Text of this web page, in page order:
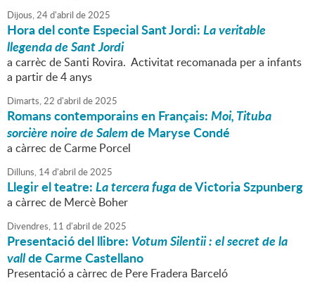
Dijous,24d'abril de2025
Hora del conte Especial Sant Jordi:La veritable
llegenda de Sant Jordi
a carrèc de Santi Rovira. Activitat recomanada per a infants
a partir de 4 anys
Dimarts,22 d'abril de2025
Romans contemporains en Français:Moi, Tituba
sorcière noire de Salemde Maryse Condé
a càrrec de Carme Porcel
Dilluns, 14d'abril de2025
Llegir el teatre:La tercera fugade Victoria Szpunberg
a càrrec de Mercè Boher
Divendres, 11 d'abril de2025
Presentació del llibre: Votum Silentii : el secret de la
vallde Carme Castellano
Presentació a càrrec de Pere Fradera Barceló